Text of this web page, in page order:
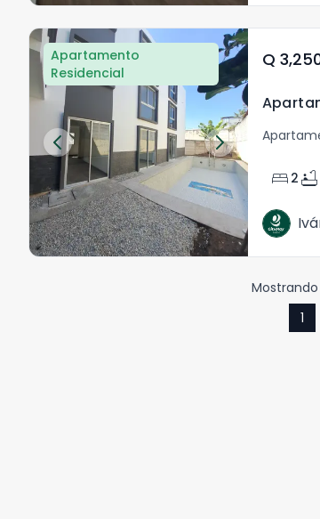
Apartamento
Residencial
Q
bed 2 bathtub
Mostrando
1